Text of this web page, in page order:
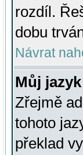
rozdíl.
dobu
Návrat
Můj
Zřejmě
tohoto
překlad